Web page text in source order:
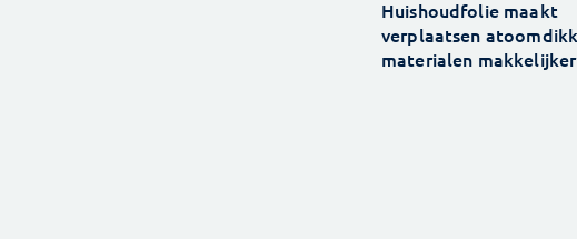
Huishoudfolie maakt
verplaatsen
materialen makkelijker